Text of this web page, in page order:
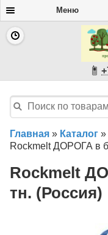
Меню
Главная » Каталог »
Rockmelt ДОРОГА в
Rockmelt
тн. (Россия)